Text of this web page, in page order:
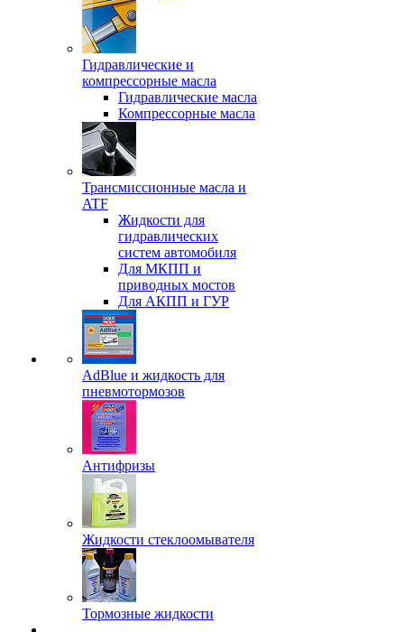
Гидравлические и
компрессорные масла
Гидравлические масла
Компрессорные масла
Трансмиссионные масла и
ATF
Жидкости для
гидравлических
систем автомобиля
Для МКПП и
приводных мостов
Для АКПП и ГУР
AdBlue и жидкость для
пневмотормозов
Антифризы
Жидкости стеклоомывателя
Тормозные жидкости